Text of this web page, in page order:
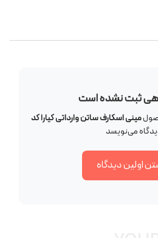
ثبت نشده است
مینی اسکارف ساتن وارداتی کیارا کد
می‌نویسد
اولین دیدگاه